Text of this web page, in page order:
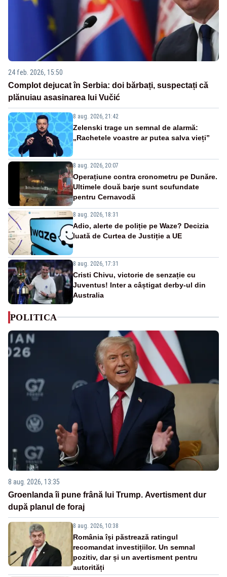
24 feb. 2026, 15:50
Complot dejucat în Serbia: doi bărbați, suspectați că
plănuiau asasinarea lui Vučić
8 aug. 2026, 21:42
Zelenski trage un semnal de alarmă:
„Rachetele voastre ar putea salva vieți”
8 aug. 2026, 20:07
Operațiune contra cronometru pe Dunăre.
Ultimele două barje sunt scufundate
pentru Cernavodă
8 aug. 2026, 18:31
Adio, alerte de poliție pe Waze? Decizia
luată de Curtea de Justiție a UE
8 aug. 2026, 17:31
Cristi Chivu, victorie de senzație cu
Juventus! Inter a câștigat derby-ul din
Australia
POLITICA
8 aug. 2026, 13:35
Groenlanda îi pune frână lui Trump. Avertisment dur
după planul de foraj
8 aug. 2026, 10:38
România își păstrează ratingul
recomandat investițiilor. Un semnal
pozitiv, dar și un avertisment pentru
autorități